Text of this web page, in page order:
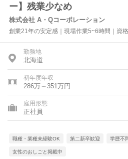
ー】残業少なめ
株式会社 A・Qコーポレーション
創業21年の安定感｜現場作業5~6時間｜資
勤務地
北海道
初年度年収
286万～351万円
雇用形態
正社員
職種・業種未経験OK 第二新卒歓迎 学歴不
女性のおしごと掲載中